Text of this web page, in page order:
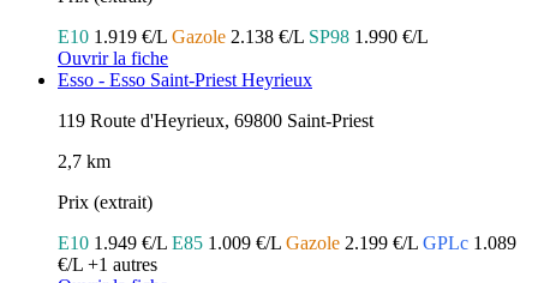
E10 1.919 €/L Gazole 2.138 €/L SP98 1.990 €/L
Ouvrir la fiche
Esso - Esso Saint-Priest Heyrieux
119 Route d'Heyrieux, 69800 Saint-Priest
2,7 km
Prix (extrait)
E10 1.949 €/L E85 1.009 €/L Gazole 2.199 €/L GPLc 1.089
€/L +1 autres